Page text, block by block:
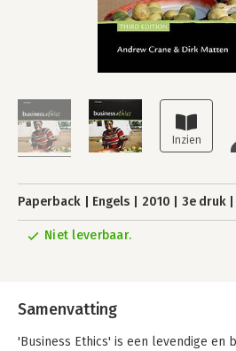
Paperback Engels 2010 3e druk
Niet leverbaar.
Samenvatting
'Business Ethics' is een levendige en